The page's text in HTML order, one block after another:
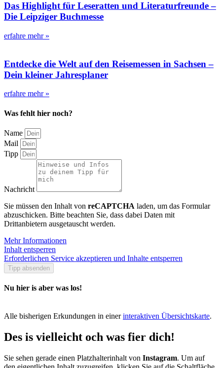
Das Highlight für Leseratten und Literaturfreunde –
Die Leipziger Buchmesse
erfahre mehr »
Entdecke die Welt auf den Reisemessen in Sachsen –
Dein kleiner Jahresplaner
erfahre mehr »
Was fehlt hier noch?
Name
Mail
Tipp
Nachricht
Sie müssen den Inhalt von reCAPTCHA laden, um das Formular
abzuschicken. Bitte beachten Sie, dass dabei Daten mit
Drittanbietern ausgetauscht werden.
Mehr Informationen
Inhalt entsperren
Erforderlichen Service akzeptieren und Inhalte entsperren
Tipp absenden
Nu hier is aber was los!
Alle bisherigen Erkundungen in einerinteraktiven Übersichtskarte.
Des is vielleicht och was fier dich!
Sie sehen gerade einen Platzhalterinhalt von Instagram. Um auf